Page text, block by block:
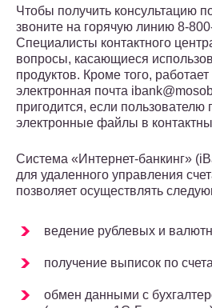
Чтобы получить консультацию
звоните на горячую линию 8-
Специалисты контактного
вопросы, касающиеся
продуктов. Кроме того,
электронная почта
пригодится, если пользователю
электронные файлы в
Система «Интернет-банкинг»
для удаленного управления
позволяет осуществлять
ведение рублевых и
получение выписок по
обмен данными с